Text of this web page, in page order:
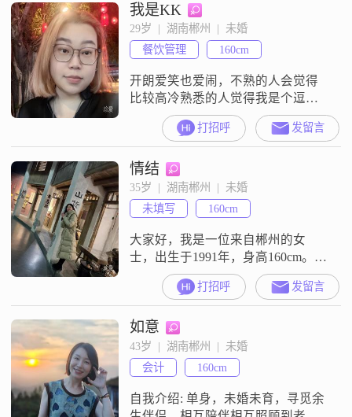
我是KK
29岁  |  湖南郴州  |  未婚
餐饮管理
160cm
开朗爱笑也爱闹，不熟的人会觉得
比较高冷熟悉的人觉得我是个逗
比。工作生活独立自主，希望找一
个能引导我积极向上的男生。
打招呼 发留言
情结
35岁  |  湖南郴州  |  未婚
未填写
160cm
大家好，我是一位来自郴州的女
士，出生于1991年，身高160cm。我
的月收入在5001到8000元之间，虽
然学历是高中及以下，但我一直保
持着乐观积极的生活态度。我性格
开朗，总是爱笑，热爱生活的每一
个瞬间。我非常富有同理心，喜欢
理解和帮助他人。在事业上，我有
着强烈的追求，希望能够不断进
步，取得成就。同时，我也非常注
重生活
打招呼 发留言
如意
43岁  |  湖南郴州  |  未婚
会计
160cm
自我介绍: 单身，未婚未育，寻觅余